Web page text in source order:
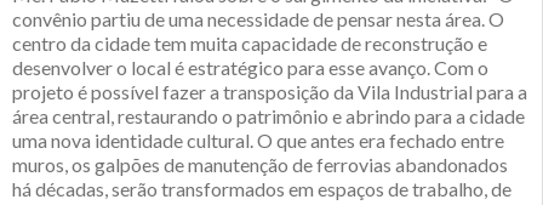
convênio partiu de uma necessidade de pensar nesta área. O
centro da cidade tem muita capacidade de reconstrução e
desenvolver o local é estratégico para esse avanço. Com o
projeto é possível fazer a transposição da Vila Industrial para a
área central, restaurando o patrimônio e abrindo para a cidade
uma nova identidade cultural. O que antes era fechado entre
muros, os galpões de manutenção de ferrovias abandonados
há décadas, serão transformados em espaços de trabalho, de